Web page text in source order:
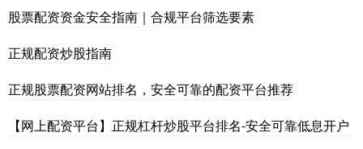
股票配资资金安全指南｜合规平台筛选要素
正规配资炒股指南
正规股票配资网站排名，安全可靠的配资平台推荐
【网上配资平台】正规杠杆炒股平台排名-安全可靠低息开户